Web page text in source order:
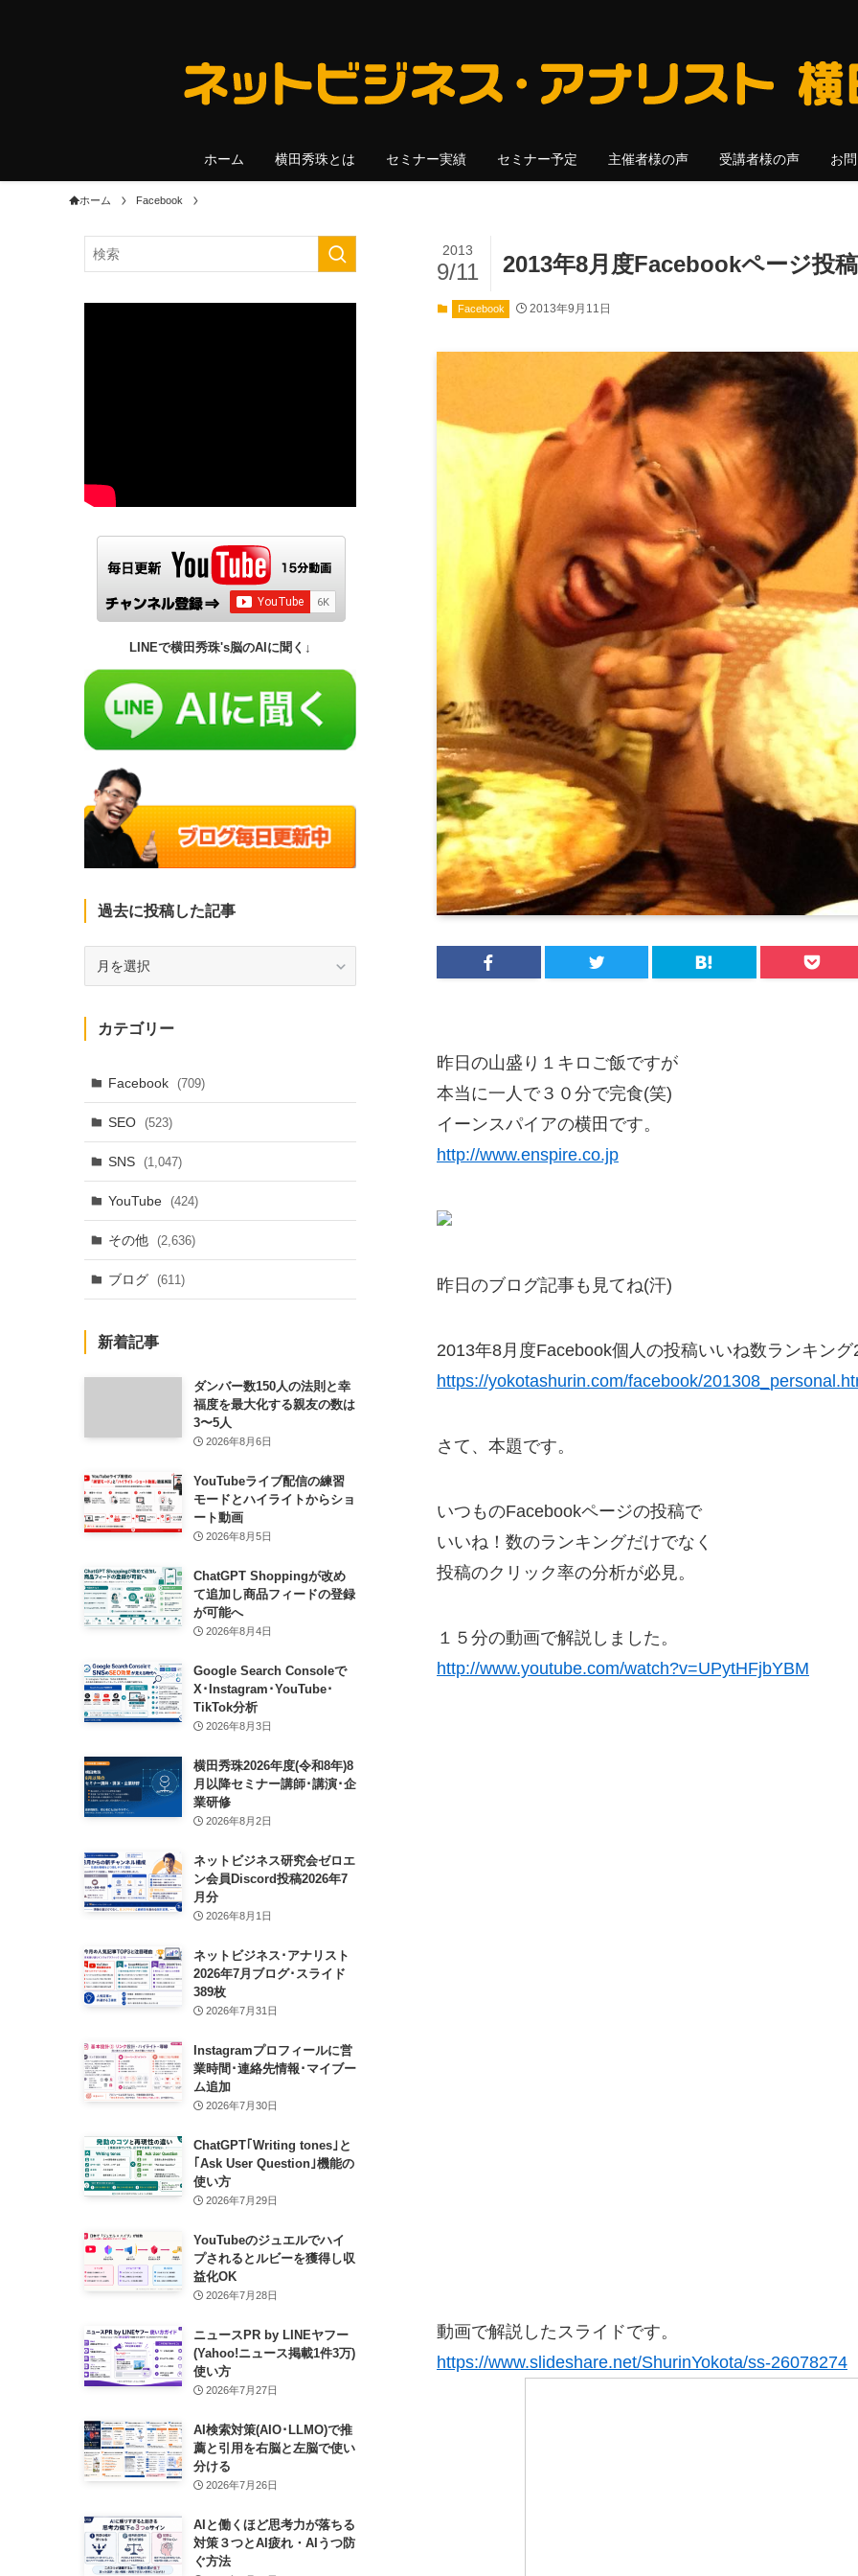
ホーム 横田秀珠とは セミナー実績 セミナー予定 主催者様の声 受講者様の声 お
ホーム Facebook
2013年8月度Facebookページ投
2013
9/11
Facebook 2013年9月11日
昨日の山盛り１キロご飯ですが
本当に一人で３０分で完食(笑)
イーンスパイアの横田です。
http://www.enspire.co.jp
昨日のブログ記事も見てね(汗)
2013年8月度Facebook個人の投稿いいね数ランキング
https://yokotashurin.com/facebook/
さて、本題です。
いつものFacebookページの投稿で
いいね！数のランキングだけでなく
投稿のクリック率の分析が必見。
１５分の動画で解説しました。
http://www.youtube.com/watch?v=UPytHFjbYBM
動画で解説したスライドです。
https://www.slideshare.net/ShurinYokota/ss-26078274
LINEで横田秀珠's脳のAIに聞く↓
過去に投稿した記事
投
稿
た
記
事
カテゴリー
Facebook (709)
SEO (523)
SNS (1,047)
YouTube (424)
その他 (2,636)
ブログ (611)
新着記事
ダンバー数150人の法則と幸
福度を最大化する親友の数は
3〜5人
2026年8月6日
YouTubeライブ配信の練習
モードとハイライトからショ
ート動画
2026年8月5日
ChatGPT Shoppingが改め
て追加し商品フィードの登録
が可能へ
2026年8月4日
Google Search Consoleで
X･Instagram･YouTube･
TikTok分析
2026年8月3日
横田秀珠2026年度(令和8年)8
月以降セミナー講師･講演･企
業研修
2026年8月2日
ネットビジネス研究会ゼロエ
ン会員Discord投稿2026年7
月分
2026年8月1日
ネットビジネス･アナリスト
2026年7月ブログ･スライド
389枚
2026年7月31日
Instagramプロフィールに営
業時間･連絡先情報･マイブー
ム追加
2026年7月30日
ChatGPT｢Writing tones｣と
｢Ask User Question｣機能の
使い方
2026年7月29日
YouTubeのジュエルでハイ
プされるとルビーを獲得し収
益化OK
2026年7月28日
ニュースPR by LINEヤフー
(Yahoo!ニュース掲載1件3万)
使い方
2026年7月27日
AI検索対策(AIO･LLMO)で推
薦と引用を右脳と左脳で使い
分ける
2026年7月26日
AIと働くほど思考力が落ちる
対策３つとAI疲れ・AIうつ防
ぐ方法